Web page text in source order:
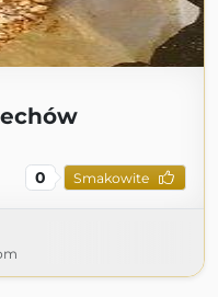
0 Smakowite